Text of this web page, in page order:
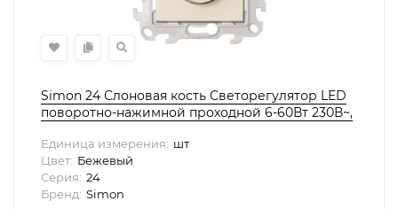
Simon 24 Слоновая кость Светорегулятор LED
поворотно-нажимной проходной 6-60Вт 230В~,
Единица измерения: шт
Цвет: Бежевый
Серия: 24
Бренд: Simon